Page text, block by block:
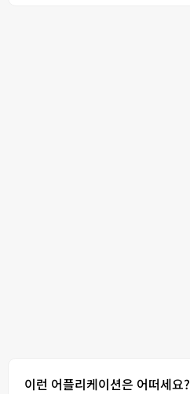
이런 어플리케이션은 어떠세요?